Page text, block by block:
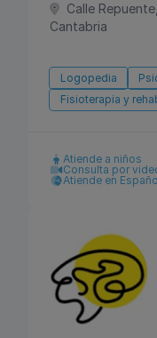
Calle
Cantabria
Logopedia
Fisioterapia y
Atiende a niños
Consulta por
Atiende en